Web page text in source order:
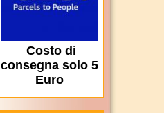
Costo di
consegna solo 5
Euro